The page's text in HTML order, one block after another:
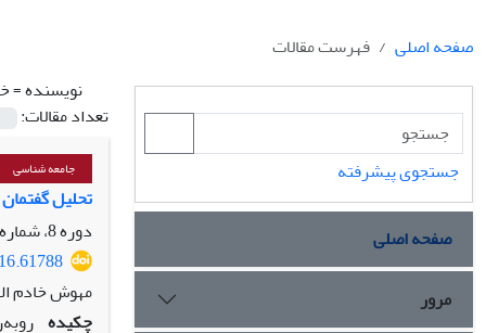
صفحه اصلی
فهرست مقالات
نویسنده =
تعداد مقالات:
جامعه شناسی
تحلیل
دوره 8، شماره 4، زمستان 1395، صفحه
مهوش خادم
چکیده
جستجوی پیشرفته
صفحه اصلی
مرور